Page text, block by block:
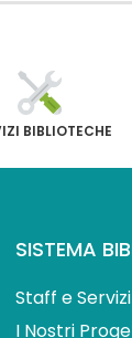
BIBLIOTECHE
SISTEMA
Staff e Servizi
I Nostri